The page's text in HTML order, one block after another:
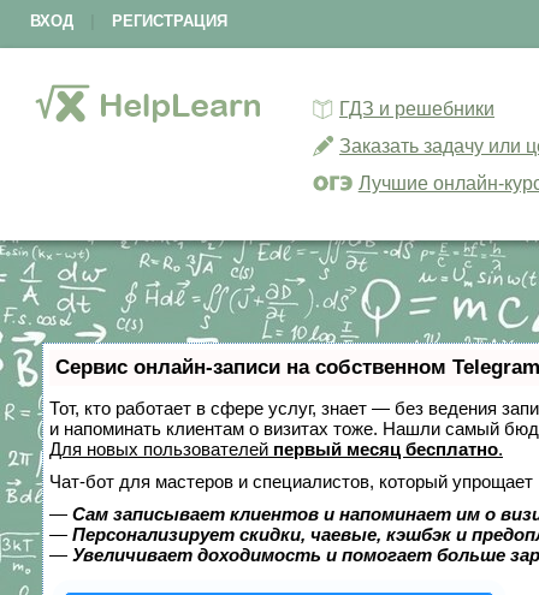
ВХОД РЕГИСТРАЦИЯ
ГДЗ и решебники
Заказать задачу или
Лучшие онлайн-
Сервис онлайн-записи на собственном
Тот, кто работает в сфере услуг, знает — без ведения
и напоминать клиентам о визитах тоже. Нашли самый
Для новых пользователей первый месяц бесплатно.
Чат-бот для мастеров и специалистов, который упрощает
— Сам записывает клиентов и напоминает им о
— Персонализирует скидки, чаевые, кэшбэк и
— Увеличивает доходимость и помогает больше